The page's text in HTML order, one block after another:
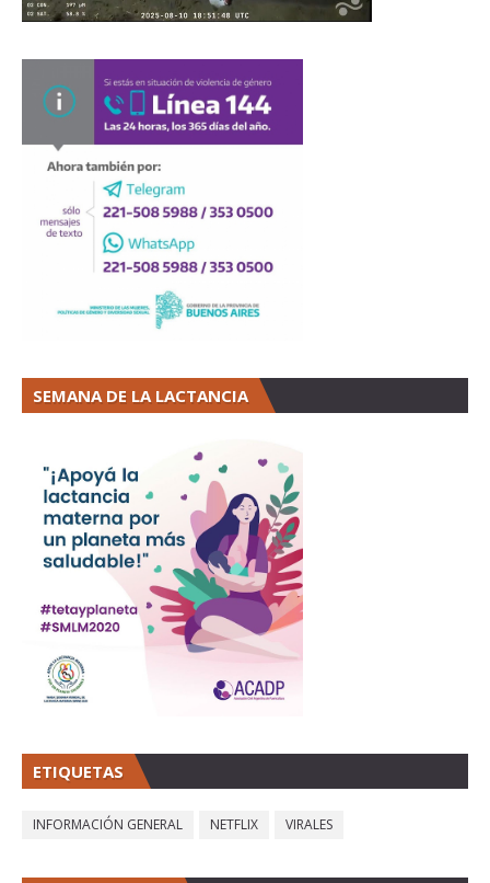
SEMANA DE LA LACTANCIA
ETIQUETAS
INFORMACIÓN GENERAL NETFLIX VIRALES